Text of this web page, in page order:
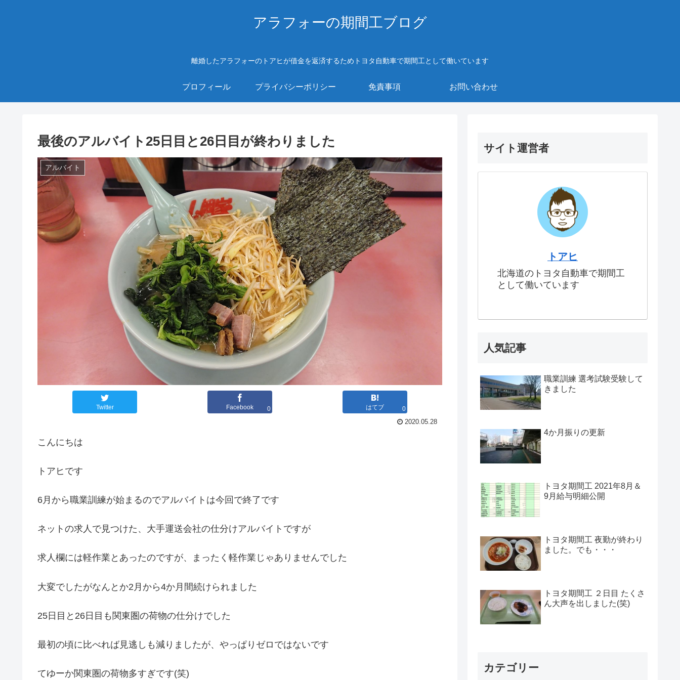
アラフォーの期間工ブログ
離婚したアラフォーのトアヒが借金を返済するためトヨタ自動車で期間工として働いています
プロフィール プライバシーポリシー 免責事項 お問い合わせ
最後のアルバイト25日目と26日目が終わりました
アルバイト
Twitter Facebook 0 はてブ
0
2020.05.28
こんにちは
トアヒです
6月から職業訓練が始まるのでアルバイトは今回で終了です
ネットの求人で見つけた、大手運送会社の仕分けアルバイトですが
求人欄には軽作業とあったのですが、まったく軽作業じゃありませんでした
大変でしたがなんとか2月から4か月間続けられました
25日目と26日目も関東圏の荷物の仕分けでした
最初の頃に比べれば見逃しも減りましたが、やっぱりゼロではないです
てゆーか関東圏の荷物多すぎです(笑)
サイト運営者
トアヒ
北海道のトヨタ自動車で期間工
として働いています
人気記事
職業訓練 選考試験受験して
きました
4か月振りの更新
トヨタ期間工 2021年8月＆
9月給与明細公開
トヨタ期間工 夜勤が終わり
ました。でも・・・
トヨタ期間工 ２日目 たくさ
ん大声を出しました(笑)
カテゴリー